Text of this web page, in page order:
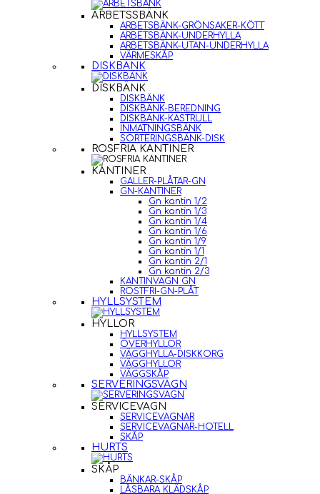
ARBETSSBÄNK
ARBETSBÄNK-GRÖNSAKER-KÖTT
ARBETSBÄNK-UNDERHYLLA
ARBETSBÄNK-UTAN-UNDERHYLLA
VÄRMESKÅP
DISKBÄNK
DISKBÄNK
DISKBÄNK
DISKBÄNK-BEREDNING
DISKBÄNK-KASTRULL
INMATNINGSBÄNK
SORTERINGSBÄNK-DISK
ROSFRIA KANTINER
KANTINER
GALLER-PLÅTAR-GN
GN-KANTINER
Gn kantin 1/2
Gn kantin 1/3
Gn kantin 1/4
Gn kantin 1/6
Gn kantin 1/9
Gn kantin 1/1
Gn kantin 2/1
Gn kantin 2/3
KANTINVAGN GN
ROSTFRI-GN-PLÅT
HYLLSYSTEM
HYLLOR
HYLLSYSTEM
ÖVERHYLLOR
VÄGGHYLLA-DISKKORG
VÄGGHYLLOR
VÄGGSKÅP
SERVERINGSVAGN
SERVICEVAGN
SERVICEVAGNAR
SERVICEVAGNAR-HOTELL
SKÅP
HURTS
SKÅP
BÄNKAR-SKÅP
LÅSBARA KLÄDSKÅP